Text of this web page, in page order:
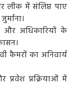
में संलिप्त पाए
और अधिकारियों के
कैमरों का अनिवार्य
प्रक्रियाओं में